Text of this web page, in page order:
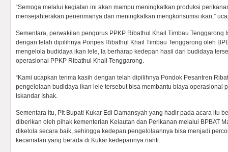
“Semoga melalui kegiatan ini akan mampu meningkatkan produksi
mensejahterakan penerimanya dan meningkatkan mengkonsumsi ikan,”
Sementara, perwakilan pengurus PPKP Ribathul Khail Timbau Tenggarong
dengan telah dipilihnya Ponpes Ribathul Khail Timbau Tenggarong oleh
mengelola budidaya ikan lele, Ia berharap kedepan hasil dari budidaya
operasional PPKP Ribathul Khail Tenggarong.
“Kami ucapkan terima kasih dengan telah dipilihnya Pondok Pesantren
pengelolaan budidaya ikan lele tersebut bisa membantu biaya operasional
Iskandar Ishak.
Sementara itu, Plt Bupati Kukar Edi Damansyah yang hadir pada acara itu
diberikan oleh pihak kementerian Kelautan dan Perikanan melalui BPBAT
dikelola secara baik, sehingga kedepan pengelolaannya bisa menjadi
kecamatan yang berada di Kukar kedepannya nanti.